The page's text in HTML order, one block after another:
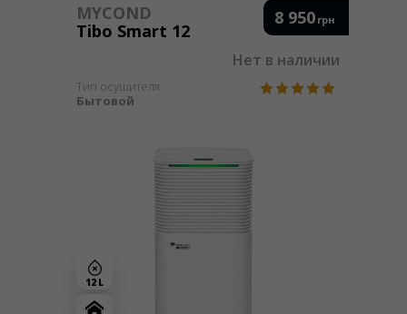
8 950 грн
Нет в наличии
MYCOND
Tibo Smart 12
Тип осушителя:
Бытовой
12 L